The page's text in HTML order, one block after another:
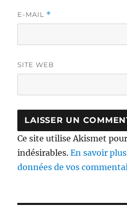
E-MAIL *
SITE WEB
Ce site utilise Akismet
indésirables.En savoir
données de vos